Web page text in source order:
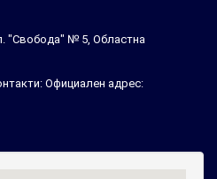
"Свобода" № 5, Областна
Официален адрес: